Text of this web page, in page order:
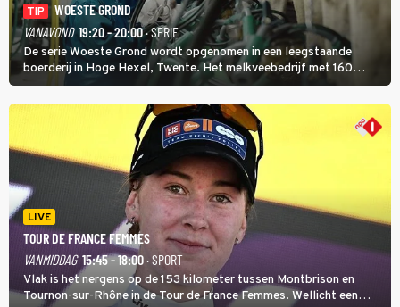
TIP
WOESTE GROND
VANAVOND 19:20 - 20:00· SERIE
De serie Woeste Grond wordt opgenomen in een leegstaande
boerderij in Hoge Hexel, Twente. Het melkveebedrijf met 160
koeien moest sluiten, omdat het dicht bij een Natura 2000-gebied
ligt. In de serie heerst er een gevaarlijke veeziekte.
LIVE
TOUR DE FRANCE FEMMES
VANMIDDAG 15:45 - 18:00· SPORT
Vlak is het nergens op de 153 kilometer tussen Montbrison en
Tournon-sur-Rhône in de Tour de France Femmes. Wellicht een